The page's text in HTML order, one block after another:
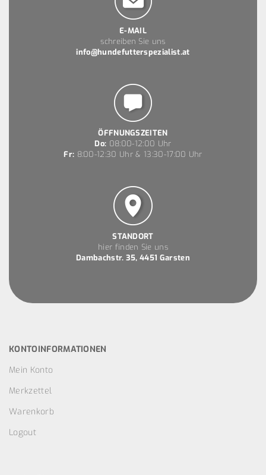
E-MAIL
schreiben Sie uns
info@hundefutterspezialist.at
ÖFFNUNGSZEITEN
Do: 08:00-12:00 Uhr
Fr: 8:00-12:30 Uhr & 13:30-17:00 Uhr
STANDORT
hier finden Sie uns
Dambachstr. 35, 4451 Garsten
KONTOINFORMATIONEN
Mein Konto
Merkzettel
Warenkorb
Logout